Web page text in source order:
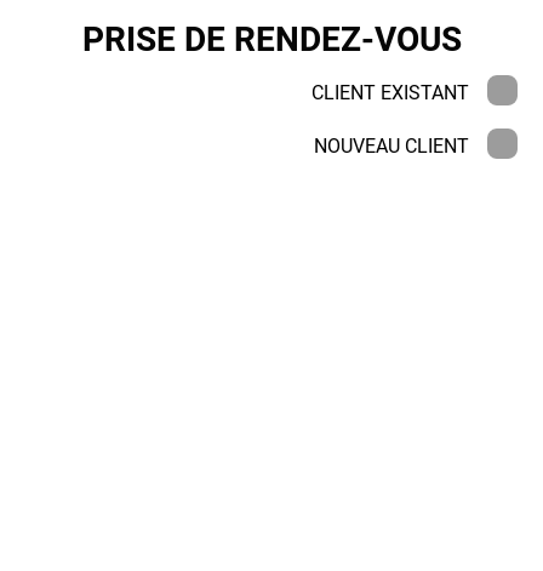
PRISE DE RENDEZ-VOUS
CLIENT EXISTANT
NOUVEAU CLIENT